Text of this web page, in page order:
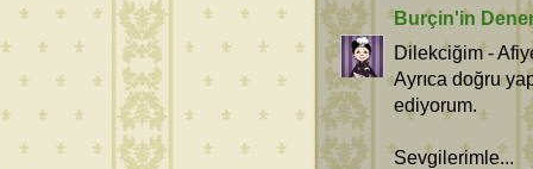
Burçin'in
Dilekciğim -
Ayrıca doğru
ediyorum.
Sevgilerimle...